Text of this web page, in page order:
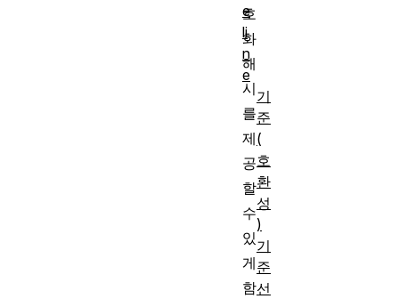
호
화
해
시
를
제
공
할
수
있
게
함
e
li
n
e
기
준
(
호
환
성
)
기
준
선